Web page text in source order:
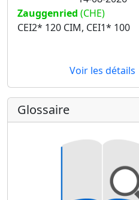
Zauggenried (CHE)
CEI2* 120 CIM, CEI1* 100
Voir les détails
Glossaire